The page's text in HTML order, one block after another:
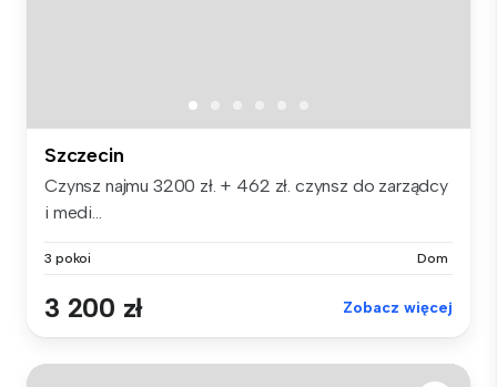
Szczecin
Czynsz najmu 3200 zł. + 462 zł. czynsz do zarządcy
i medi...
3 pokoi Dom
3 200 zł Zobacz więcej